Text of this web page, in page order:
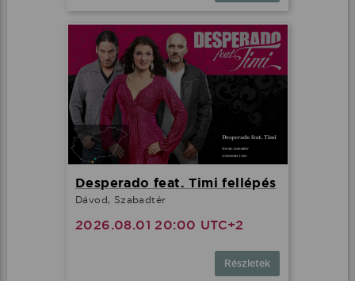
Desperado feat. Timi fellépés
Dávod, Szabadtér
2026.08.01 20:00 UTC+2
Részletek